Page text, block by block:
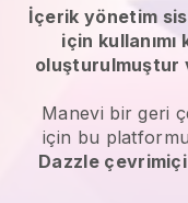
İçerik yönetim
için
oluşturulmuştur
Manevi bir geri
için bu
Dazzle çevrimiçi